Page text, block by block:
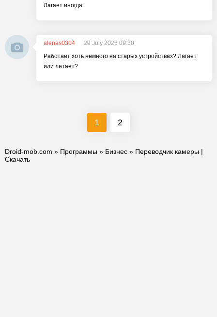
Лагает иногда.
alenas0304
29 July 2026 09:30
Работает хоть немного на старых устройствах? Лагает
или летает?
1 2
Droid-mob.com » Программы » Бизнес » Переводчик камеры |
Скачать